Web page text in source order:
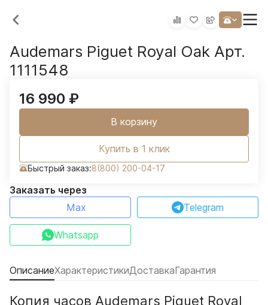
Audemars Piguet Royal Oak Арт.
1111548
16 990 ₽
В корзину
Купить в 1 клик
Быстрый заказ:8(800) 200-04-17
Заказать через
Max
Telegram
Whatsapp
ОписаниеХарактеристикиДоставкаГарантия
Копия часов Audemars Piguet Royal